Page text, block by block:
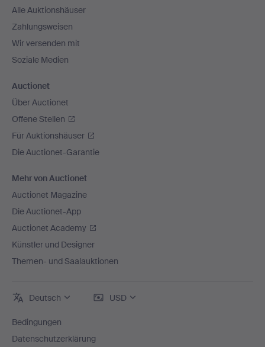
Alle Auktionshäuser
Zahlungsweisen
Wir versenden mit
Soziale Medien
Auctionet
Über Auctionet
Offene Stellen
Für Auktionshäuser
Die Auctionet-Garantie
Mehr von Auctionet
Auctionet Magazine
Die Auctionet-App
Auctionet Academy
Künstler und Designer
Themen- und Saalauktionen
Deutsch USD
Bedingungen
Datenschutzerklärung